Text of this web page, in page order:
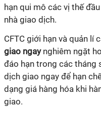
hạn qui mô các vị thế
nhà giao dịch.
CFTC giới hạn và quản lí
giao ngaynghiêm ngặt
đáo hạn trong các tháng
dịch giao ngay để hạn
dạng giá hàng hóa khi
giao.